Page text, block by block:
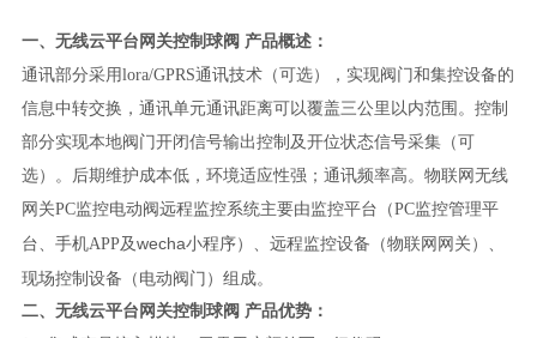
一、 无线云平台 网关控制球阀 产品概述：
通讯部分采用lora/GPRS通讯技术（可选），实现阀门和集控设备的
信息中转交换，通讯单元通讯距离可以覆盖三公里以内范围。控制
部分实现本地阀门开闭信号输出控制及开位状态信号采集（可
选）。后期维护成本低，环境适应性强；通讯频率高。物联网无线
网关PC监控电动阀远程监控系统主要由监控平台（PC监控管理平
台、手机APP及wecha小程序）、远程监控设备（物联网网关）、
现场控制设备（电动阀门）组成。
二、 无线云平台 网关控制球阀 产品优势：